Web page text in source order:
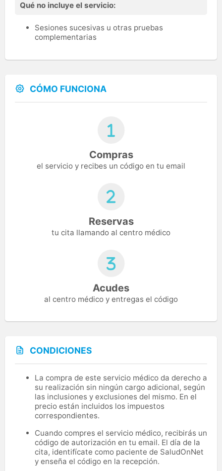
Qué no incluye el servicio:
Sesiones sucesivas u otras pruebas
complementarias
CÓMO FUNCIONA
Compras
el servicio y recibes un código en tu email
Reservas
tu cita llamando al centro médico
Acudes
al centro médico y entregas el código
CONDICIONES
La compra de este servicio médico da derecho a
su realización sin ningún cargo adicional, según
las inclusiones y exclusiones del mismo. En el
precio están incluidos los impuestos
correspondientes.
Cuando compres el servicio médico, recibirás un
código de autorización en tu email. El día de la
cita, identifícate como paciente de SaludOnNet
y enseña el código en la recepción.